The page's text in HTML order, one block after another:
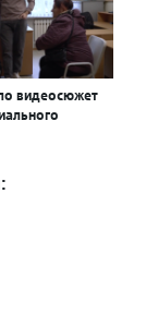
видеосюжет